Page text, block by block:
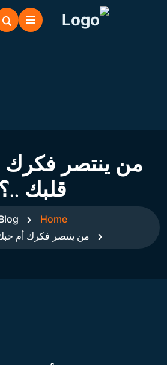
من ينتصر فكرك
قلبك ..؟
Home
من ينتصر فكرك أم